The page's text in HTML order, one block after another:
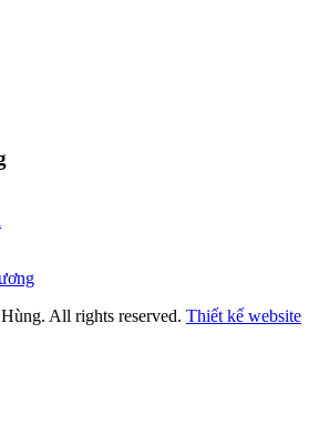
All rights reserved. Thiết kế website